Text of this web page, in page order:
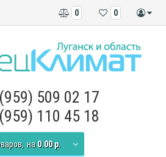
0
0
509 02 17
110 45 18
на 0.00 р.